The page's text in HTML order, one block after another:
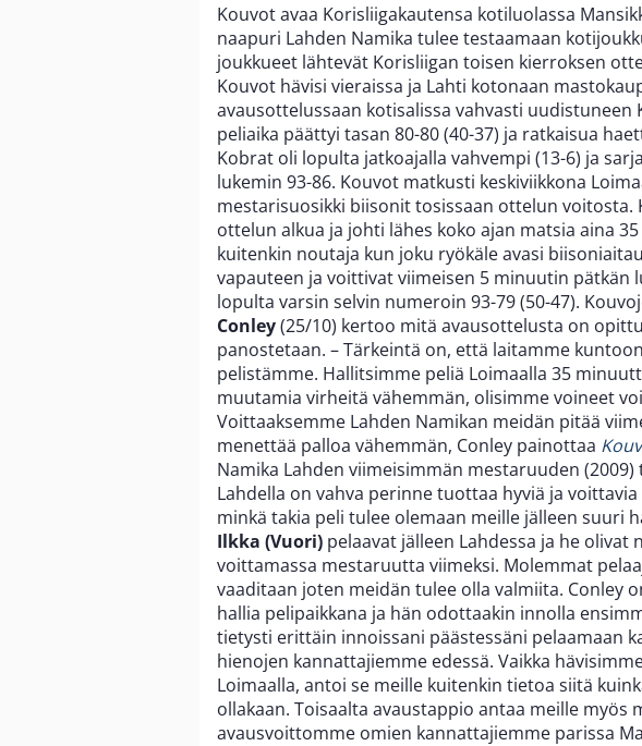
Kouvot avaa Korisliigakautensa kotiluolassa
naapuri Lahden Namika tulee testaamaan
joukkueet lähtevät Korisliigan toisen kierroksen
Kouvot hävisi vieraissa ja Lahti kotonaan
avausottelussaan kotisalissa vahvasti
peliaika päättyi tasan 80-80 (40-37) ja ratkaisua
Kobrat oli lopulta jatkoajalla vahvempi (13-6) ja
lukemin 93-86. Kouvot matkusti keskiviikkona
mestarisuosikki biisonit tosissaan ottelun voitosta.
ottelun alkua ja johti lähes koko ajan matsia aina
kuitenkin noutaja kun joku ryökäle avasi
vapauteen ja voittivat viimeisen 5 minuutin pätkän
lopulta varsin selvin numeroin 93-79 (50-47).
Conley(25/10) kertoo mitä avausottelusta on
panostetaan. – Tärkeintä on, että laitamme
pelistämme. Hallitsimme peliä Loimaalla 35
muutamia virheitä vähemmän, olisimme voineet
Voittaaksemme Lahden Namikan meidän pitää
menettää palloa vähemmän, Conley painottaa
Namika Lahden viimeisimmän mestaruuden
Lahdella on vahva perinne tuottaa hyviä ja voittavia
minkä takia peli tulee olemaan meille jälleen suuri
Ilkka (Vuori) pelaavat jälleen Lahdessa ja he olivat
voittamassa mestaruutta viimeksi. Molemmat
vaaditaan joten meidän tulee olla valmiita. Conley
hallia pelipaikkana ja hän odottaakin innolla
tietysti erittäin innoissani päästessäni pelaamaan
hienojen kannattajiemme edessä. Vaikka
Loimaalla, antoi se meille kuitenkin tietoa siitä
ollakaan. Toisaalta avaustappio antaa meille myös
avausvoittomme omien kannattajiemme parissa